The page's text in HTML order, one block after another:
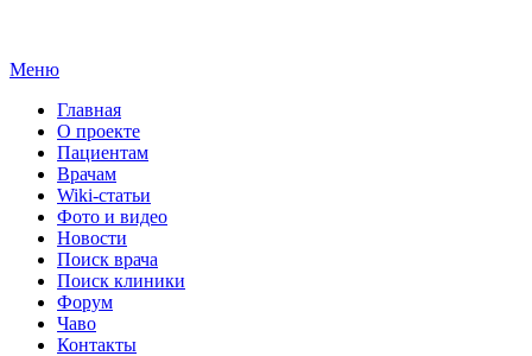
Меню
Главная
О проекте
Пациентам
Врачам
Wiki-статьи
Фото и видео
Новости
Поиск врача
Поиск клиники
Форум
Чаво
Контакты